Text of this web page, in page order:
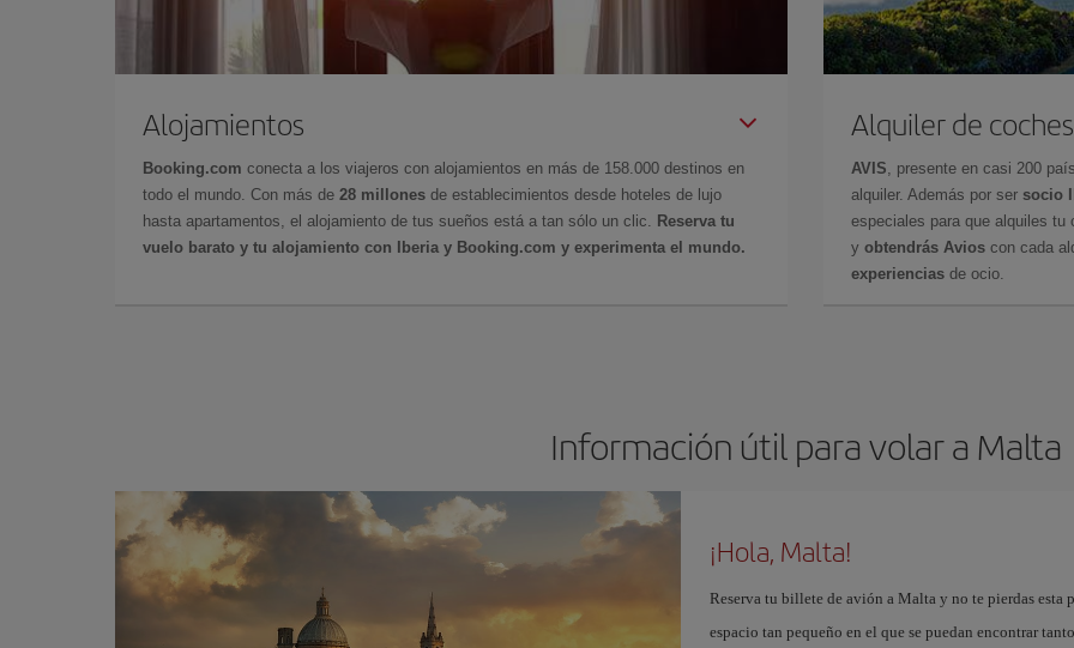
Alojamientos
Booking.com conecta a los viajeros con alojamientos en más de 158.000 destinos en
todo el mundo. Con más de 28 millones de establecimientos desde hoteles de lujo
hasta apartamentos, el alojamiento de tus sueños está a tan sólo un clic.
Reserva tu
vuelo barato y tu alojamiento con Iberia y Booking.com y experimenta el mundo.
Alquiler de coches
AVIS , presente en casi 200
alquiler. Además por ser socio
especiales para que alquiles tu
y obtendrás Avios con cada
experiencias de ocio.
Información útil para volar a Malta
¡Hola, Malta!
Reserva tu billete de avión a Malta y no te pierdas esta
espacio tan pequeño en el que se puedan encontrar